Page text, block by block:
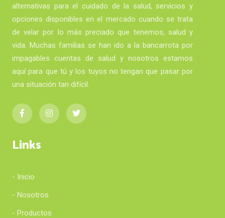
alternativas para el cuidado de la salud, servicios y
opciones disponibles en el mercado cuando se trata
de velar por lo más preciado que tenemos, salud y
vida. Muchas familias se han ido a la bancarrota por
impagables cuentas de salud y nosotros estamos
aquí para que tú y los tuyos no tengan que pasar por
una situación tan difícil.
Links
- Inicio
- Nosotros
- Productos